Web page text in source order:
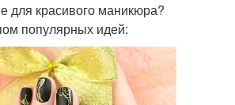
для красивого маникюра?
популярных идей: